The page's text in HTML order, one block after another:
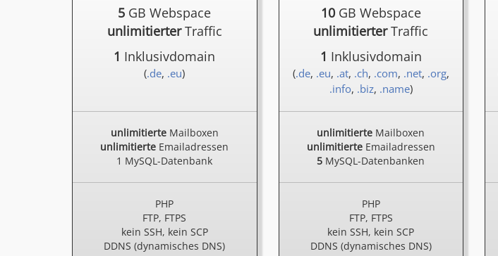
5 GB Webspace
unlimitierterTraffic
1 Inklusivdomain
(.de, .eu)
unlimitierteMailboxen
unlimitierte Emailadressen
1 MySQL-Datenbank
PHP
FTP, FTPS
kein SSH, kein SCP
DDNS (dynamisches DNS)
10GB Webspace
unlimitierterTraffic
1 Inklusivdomain
(.de, .eu, .at, .ch, .com, .net, .org,
.info, .biz, .name)
unlimitierte Mailboxen
unlimitierteEmailadressen
5 MySQL-Datenbanken
PHP
FTP, FTPS
kein SSH, kein SCP
DDNS (dynamisches DNS)